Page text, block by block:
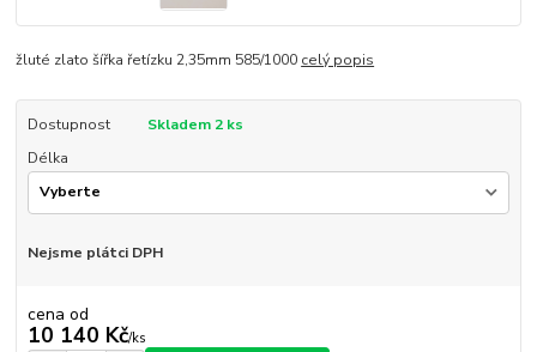
žluté zlato šířka řetízku 2,35mm 585/1000 celý popis
Dostupnost
Skladem 2 ks
Délka
Nejsme plátci DPH
cena od
10 140 Kč/ks